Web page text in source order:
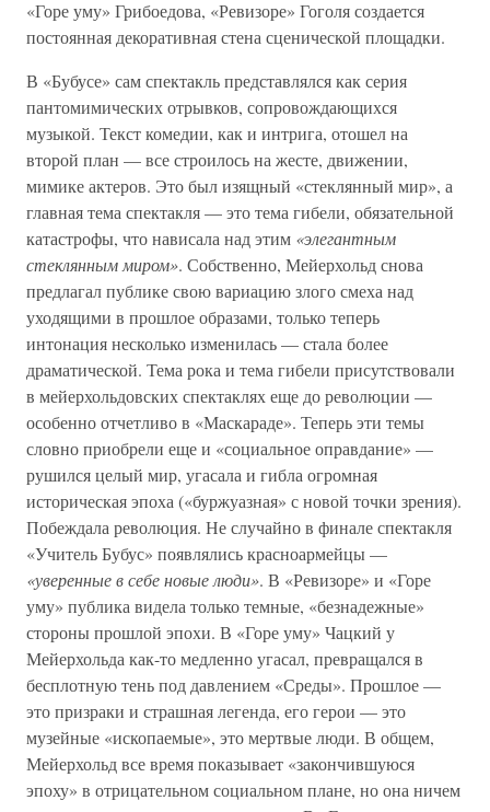
«Горе уму» Грибоедова, «Ревизоре» Гоголя создается
постоянная декоративная стена сценической площадки.
В «Бубусе» сам спектакль представлялся как серия
пантомимических отрывков, сопровождающихся
музыкой. Текст комедии, как и интрига, отошел на
второй план — все строилось на жесте, движении,
мимике актеров. Это был изящный «стеклянный мир», а
главная тема спектакля — это тема гибели, обязательной
катастрофы, что нависала над этим «элегантным
стеклянным миром». Собственно, Мейерхольд снова
предлагал публике свою вариацию злого смеха над
уходящими в прошлое образами, только теперь
интонация несколько изменилась — стала более
драматической. Тема рока и тема гибели присутствовали
в мейерхольдовских спектаклях еще до революции —
особенно отчетливо в «Маскараде». Теперь эти темы
словно приобрели еще и «социальное оправдание» —
рушился целый мир, угасала и гибла огромная
историческая эпоха («буржуазная» с новой точки зрения).
Побеждала революция. Не случайно в финале спектакля
«Учитель Бубус» появлялись красноармейцы —
«уверенные в себе новые люди». В «Ревизоре» и «Горе
уму» публика видела только темные, «безнадежные»
стороны прошлой эпохи. В «Горе уму» Чацкий у
Мейерхольда как-то медленно угасал, превращался в
бесплотную тень под давлением «Среды». Прошлое —
это призраки и страшная легенда, его герои — это
музейные «ископаемые», это мертвые люди. В общем,
Мейерхольд все время показывает «закончившуюся
эпоху» в отрицательном социальном плане, но она ничем